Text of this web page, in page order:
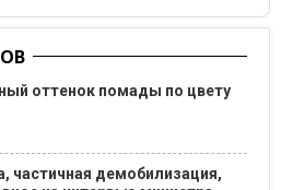
оттенок помады по цвету
частичная демобилизация,